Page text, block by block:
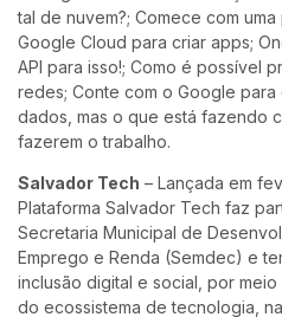
tal de nuvem?; Comece com
Google Cloud para criar apps;
API para isso!; Como é possível
redes; Conte com o Google
dados, mas o que está fazendo
fazerem o trabalho.
Salvador Tech – Lançada em
Plataforma Salvador Tech faz
Secretaria Municipal de
Emprego e Renda (Semdec) e
inclusão digital e social, por
do ecossistema de tecnologia,